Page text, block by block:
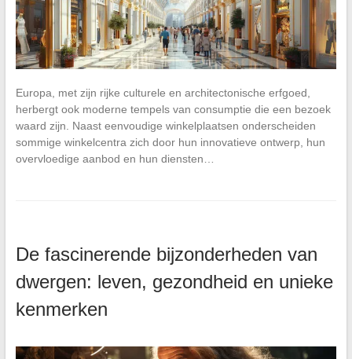
Europa, met zijn rijke culturele en architectonische erfgoed,
herbergt ook moderne tempels van consumptie die een bezoek
waard zijn. Naast eenvoudige winkelplaatsen onderscheiden
sommige winkelcentra zich door hun innovatieve ontwerp, hun
overvloedige aanbod en hun diensten…
De fascinerende bijzonderheden van
dwergen: leven, gezondheid en unieke
kenmerken